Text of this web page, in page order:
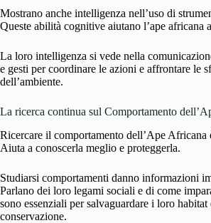
Mostrano anche intelligenza nell’uso di
Queste abilità cognitive aiutano l’ape africana
La loro intelligenza si vede nella
e gesti per coordinare le azioni e affrontare le
dell’ambiente.
La ricerca continua sul Comportamento
Ricercare il comportamento dell’Ape Africana
Aiuta a conoscerla meglio e proteggerla.
Studiarsi comportamenti danno informazioni
Parlano dei loro legami sociali e di come
sono essenziali per salvaguardare i loro
conservazione.